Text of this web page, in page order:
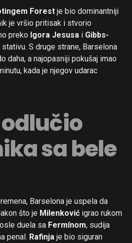
Forest je bio dominantniji
je vršio pritisak i stvorio
preko Igora Jesusa i Gibbs-
S druge strane, Barselona
daha, a najopasniji pokušaj imao
kada je njegov udarac
sa bele
Barselona je uspela da
što je Milenković igrao rukom
duela sa Fermínom, sudija
penal. Rafinja je bio siguran